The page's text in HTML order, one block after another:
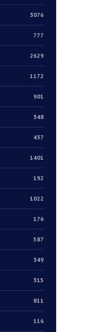
3076
777
2629
1172
901
348
437
1401
192
1022
176
587
349
315
811
116